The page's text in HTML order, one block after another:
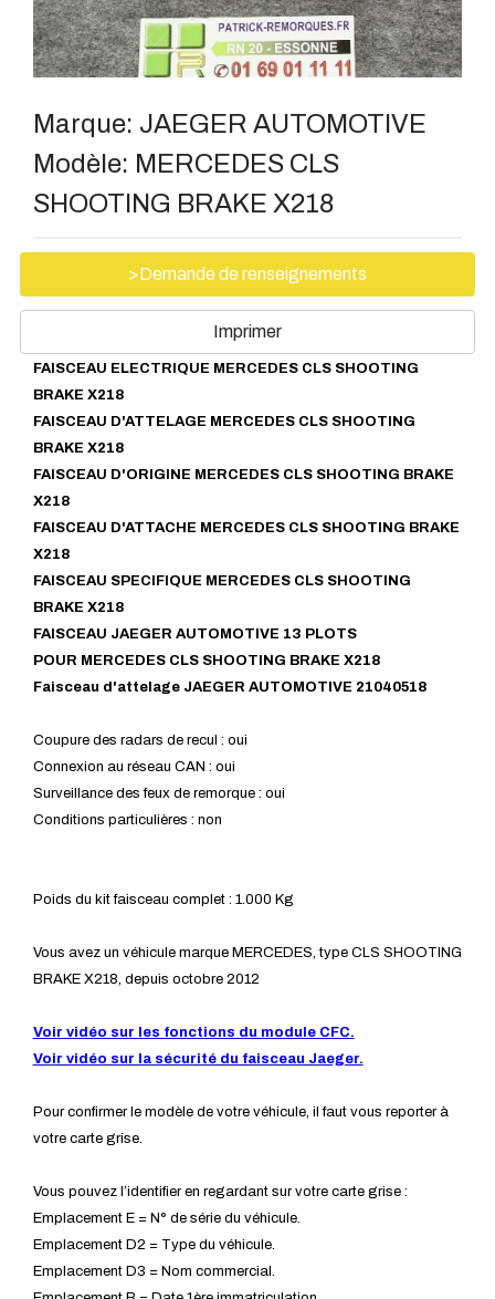
Marque: JAEGER AUTOMOTIVE
Modèle: MERCEDES CLS
SHOOTING BRAKE X218
>Demande de renseignements
Imprimer
FAISCEAU ELECTRIQUE MERCEDES CLS SHOOTING
BRAKE X218
FAISCEAU D'ATTELAGE MERCEDES CLS SHOOTING
BRAKE X218
FAISCEAU D'ORIGINE MERCEDES CLS SHOOTING BRAKE
X218
FAISCEAU D'ATTACHE MERCEDES CLS SHOOTING BRAKE
X218
FAISCEAU SPECIFIQUE MERCEDES CLS SHOOTING
BRAKE X218
FAISCEAU JAEGER AUTOMOTIVE 13 PLOTS
POUR MERCEDES CLS SHOOTING BRAKE X218
Faisceau d'attelage JAEGER AUTOMOTIVE 21040518
Coupure des radars de recul : oui
Connexion au réseau CAN : oui
Surveillance des feux de remorque : oui
Conditions particulières : non
Poids du kit faisceau complet : 1.000 Kg
Vous avez un véhicule marque MERCEDES, type CLS SHOOTING
BRAKE X218, depuis octobre 2012
Voir vidéo sur les fonctions du module CFC.
Voir vidéo sur la sécurité du faisceau Jaeger.
Pour confirmer le modèle de votre véhicule, il faut vous reporter à
votre carte grise.
Vous pouvez l’identifier en regardant sur votre carte grise :
Emplacement E = N° de série du véhicule.
Emplacement D2 = Type du véhicule.
Emplacement D3 = Nom commercial.